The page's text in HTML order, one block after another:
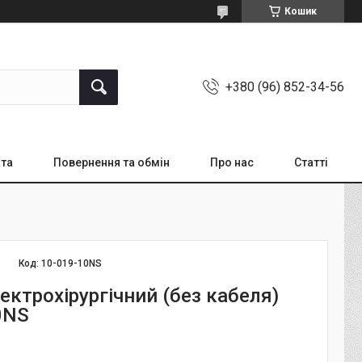
Кошик
+380 (96) 852-34-56
Повернення та обмін Про нас Статті
Код:10-019-10NS
(без кабеля)